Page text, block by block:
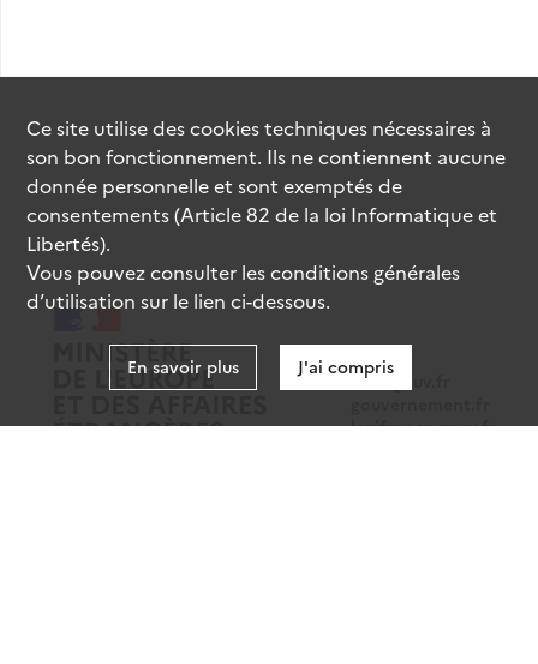
data.gouv.fr
legifrance.gouv.fr
Ce site utilise descookiestechniques nécessaires à
son bon fonctionnement. Ils ne contiennent aucune
donnée personnelle et sont exemptés de
consentements (Article 82 de la loi Informatique et
Libertés).
Vous pouvez consulter les conditions générales
d’utilisation sur le lien ci-dessous.
En savoir plus J'ai compris